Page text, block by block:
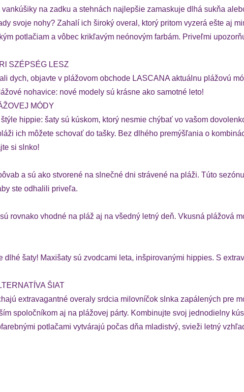
na zadku a stehnách najlepšie zamaskuje dlhá sukňa
svoje nohy? Zahalí ich široký overal, ktorý pritom vyzerá ešte aj
potlačiam a vôbec krikľavým neónovým farbám. Priveľmi
SZÉPSÉG LESZ
dych, objavte v plážovom obchode LASCANA aktuálnu plážovú
nohavice: nové modely sú krásne ako samotné leto!
MÓDY
hippie: šaty sú kúskom, ktorý nesmie chýbať vo vašom
ich môžete schovať do tašky. Bez dlhého premýšľania o
si slnko!
a sú ako stvorené na slnečné dni strávené na pláži. Túto
ste odhalili priveľa.
rovnako vhodné na pláž aj na všedný letný deň. Vkusná plážová
šaty! Maxišaty sú zvodcami leta, inšpirovanými hippies. S
ŠIAT
extravagantné overaly srdcia milovníčok slnka zapálených pre
spoločníkom aj na plážovej párty. Kombinujte svoj jednodielny
potlačami vytvárajú počas dňa mladistvý, svieži letný